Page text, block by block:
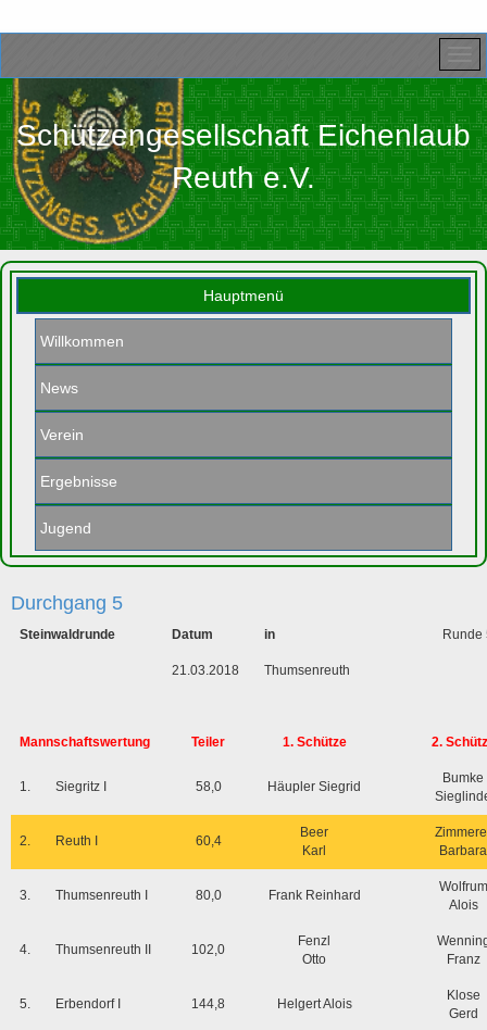
Schützengesellschaft Eichenlaub
Reuth e.V.
Hauptmenü
Willkommen
News
Verein
Ergebnisse
Jugend
Durchgang 5
Steinwaldrunde Datum in Runde
21.03.2018 Thumsenreuth
Mannschaftswertung Teiler 1. Schütze 2.
1. Siegritz I 58,0 Häupler Siegrid
Bumke
2. Reuth I 60,4
Beer
Karl
Barbara
3. Thumsenreuth I 80,0 Frank Reinhard
Wolfrum
Alois
4. Thumsenreuth II 102,0
Fenzl
Otto
Franz
5. Erbendorf I 144,8 Helgert Alois
Klose
Gerd